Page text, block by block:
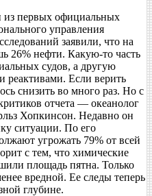
из первых официальных
управления
заявили, что на
26% нефти. Какую-то часть
судов, а другую
реактивами. Если верить
снизить во много раз. Но с
отчета — океанолог
Хопкинсон. Недавно он
ситуации. По его
угрожать 79% от всей
с тем, что химические
площадь пятна. Только
вредной. Ее следы теперь
глубине.